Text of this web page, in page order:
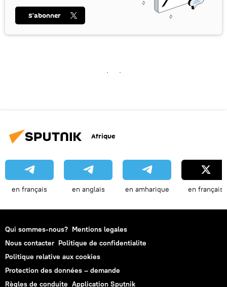
S’abonner
Afrique
en français en anglais en amharique en français
Qui sommes-nous? Mentions legales
Nous contacter Politique de confidentialite
Politique relative aux cookies
Protection des données – demande
Règles de conduite Application Sputnik